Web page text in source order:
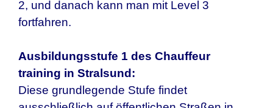
2, und danach kann man mit Level 3
fortfahren.
Ausbildungsstufe 1 des Chauffeur
training in Stralsund:
Diese grundlegende Stufe findet